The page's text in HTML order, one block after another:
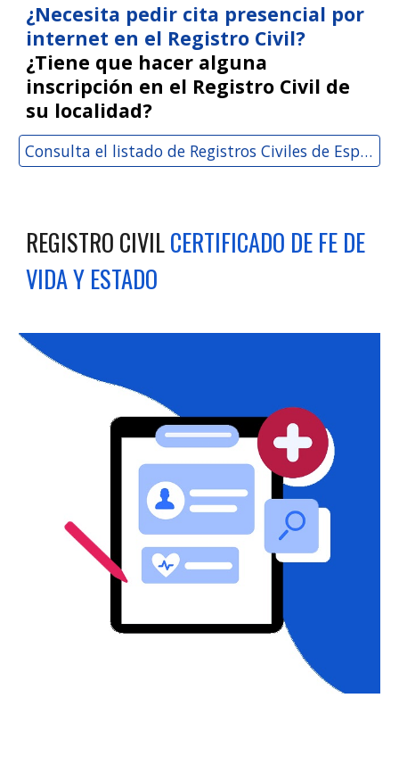
¿Necesita pedir cita presencial por
internet en el Registro Civil?
¿Tiene que hacer alguna
inscripción en el Registro Civil de
su localidad?
Consulta el listado de Registros Civiles de España
REGISTRO CIVILCERTIFICADO DE FE DE
VIDA Y ESTADO